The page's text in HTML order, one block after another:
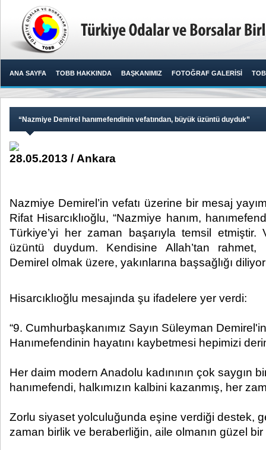
ANA SAYFA TOBB HAKKINDA BAŞKANIMIZ FOTOĞRAF GALERİSİ
​“Nazmiye Demirel hanımefendinin vefatından, büyük üzüntü duyduk”
28.05.2013 / Ankara
Nazmiye Demirel’in vefatı üzerine bir mesaj
Rifat Hisarcıklıoğlu, “Nazmiye hanım,
Türkiye’yi her zaman başarıyla temsil etmiştir.
üzüntü duydum. Kendisine Allah’tan rahmet,
Demirel olmak üzere, yakınlarına başsağlığı
Hisarcıklıoğlu mesajında şu ifadelere yer verdi:
“9. Cumhurbaşkanımız Sayın Süleyman
Hanımefendinin hayatını kaybetmesi hepimizi
Her daim modern Anadolu kadınının çok saygın
hanımefendi, halkımızın kalbini kazanmış, her
Zorlu siyaset yolculuğunda eşine verdiği destek,
zaman birlik ve beraberliğin, aile olmanın güzel